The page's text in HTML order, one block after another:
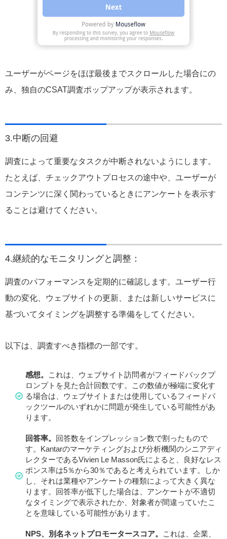
ユーザーがページをほぼ最後までスクロールした場合にの
み、独自のCSAT調査ポップアップが表示されます。
3.中断の回避
調査によって重要なタスクが中断されないようにします。
たとえば、チェックアウトプロセスの途中や、ユーザーが
コンテンツに深く関わっているときにアンケートを表示す
ることは避けてください。
4.継続的なモニタリングと調整：
調査のパフォーマンスを定期的に確認します。ユーザー行
動の変化、ウェブサイトの更新、または新しいサービスに
基づいてタイミングを調整する準備をしてください。
以下は、調査すべき指標の一部です。
感想。
これは、ウェブサイト訪問者がフィードバックプ
ロンプトを見た合計回数です。この数値が極端に変化す
る場合は、ウェブサイトまたは使用しているフィードバ
ックツールのいずれかに問題が発生している可能性があ
ります。
回答率。 回答数をインプレッション数で割ったもので
す。Kantarのマーケティングおよび分析機関のシニアディ
レクターであるVivien Le Masson氏によると、良好なレス
ポンス率は5％から30％であると考えられています。しか
し、それは業種やアンケートの種類によって大きく異な
ります。回答率が低下した場合は、アンケートが不適切
なタイミングで表示されたか、対象者が間違っていたこ
とを意味している可能性があります。
NPS、別名ネットプロモータースコア。
これは、企業、